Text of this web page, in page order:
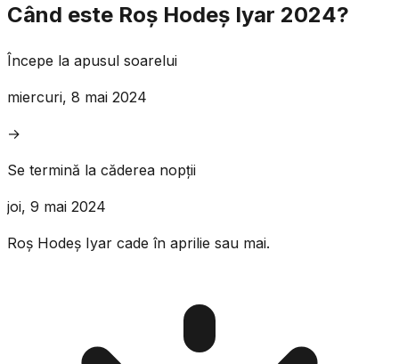
Când este Roș Hodeș Iyar 2024?
Începe la apusul soarelui
miercuri, 8 mai 2024
→
Se termină la căderea nopții
joi, 9 mai 2024
Roș Hodeș Iyar cade în aprilie sau mai.